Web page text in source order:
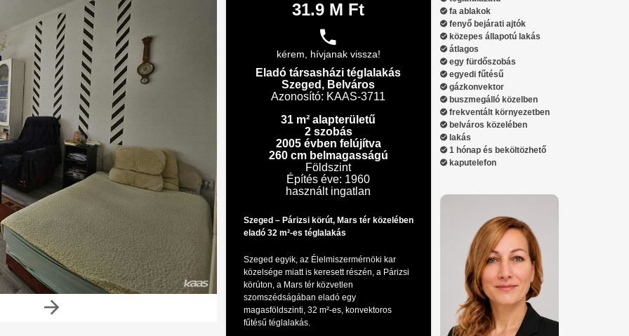
31.9 M Ft
kérem, hívjanak vissza!
Eladó társasházi téglalakás
Szeged, Belváros
Azonosító: KAAS-3711
31 m² alapterületű
2 szobás
2005 évben felújítva
260 cm belmagasságú
Földszint
Építés éve: 1960
használt ingatlan
Szeged – Párizsi körút, Mars tér közelében
eladó 32 m²-es téglalakás
Szeged egyik, az Élelmiszermérnöki kar
közelsége miatt is keresett részén, a Párizsi
körúton, a Mars tér közvetlen
szomszédságában eladó egy
magasföldszinti, 32 m²-es, konvektoros
fűtésű téglalakás.
fa ablakok
fenyő bejárati ajtók
közepes állapotú lakás
átlagos
egy fürdőszobás
egyedi fűtésű
gázkonvektor
buszmegálló közelben
frekventált környezetben
belváros közelében
lakás
1 hónap és beköltözhető
kaputelefon